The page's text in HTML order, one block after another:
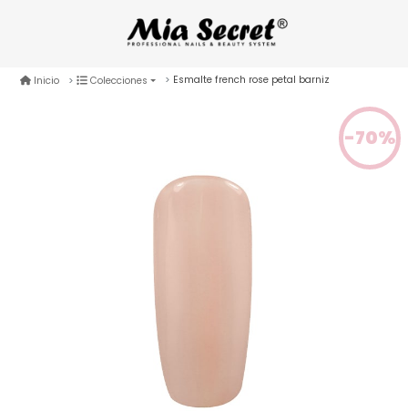
Inicio Colecciones Esmalte french rose petal barniz
-70%